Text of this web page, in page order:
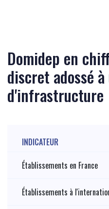
Domidep en
discret adossé
d'infrastructure
INDICATEUR
Établissements en France
Établissements à